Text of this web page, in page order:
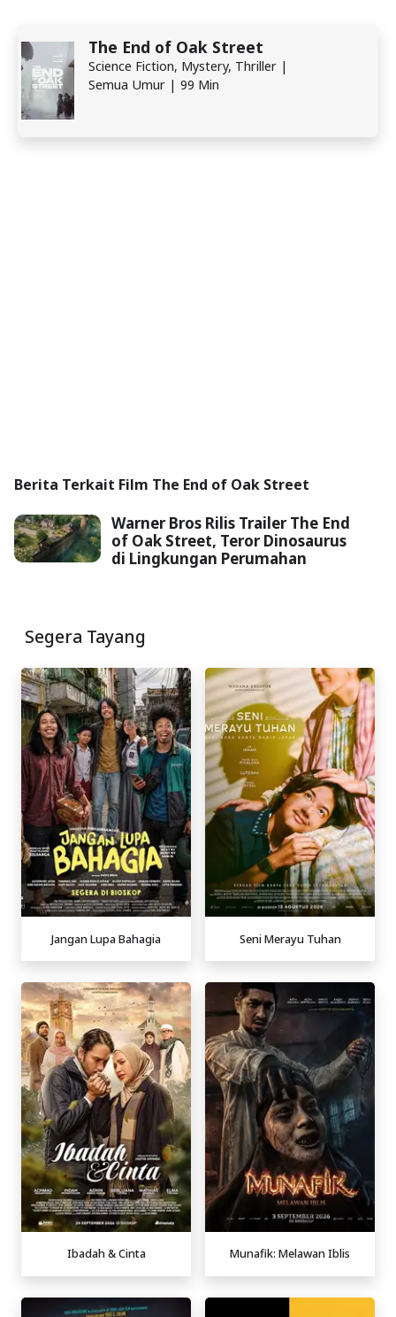
The End of Oak Street
Science Fiction, Mystery, Thriller |
Semua Umur | 99 Min
Berita Terkait Film The End of Oak Street
Warner Bros Rilis Trailer The End
of Oak Street, Teror Dinosaurus
di Lingkungan Perumahan
Segera Tayang
Jangan Lupa Bahagia Seni Merayu Tuhan
Ibadah & Cinta Munafik: Melawan Iblis